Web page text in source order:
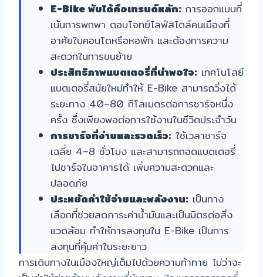
E-Bike พับได้คือเทรนด์หลัก: การออกแบบที่
เน้นการพกพา ตอบโจทย์ไลฟ์สไตล์คนเมืองที่
อาศัยในคอนโดหรือหอพัก และต้องการความ
สะดวกในการขนย้าย
ประสิทธิภาพแบตเตอรี่ที่น่าพอใจ: เทคโนโลยี
แบตเตอรี่สมัยใหม่ทำให้ E-Bike สามารถวิ่งได้
ระยะทาง 40–80 กิโลเมตรต่อการชาร์จหนึ่ง
ครั้ง ซึ่งเพียงพอต่อการใช้งานในชีวิตประจำวัน
การชาร์จที่ง่ายและรวดเร็ว: ใช้เวลาชาร์จ
เฉลี่ย 4–8 ชั่วโมง และสามารถถอดแบตเตอรี่
ไปชาร์จในอาคารได้ เพิ่มความสะดวกและ
ปลอดภัย
ประหยัดค่าใช้จ่ายและพลังงาน: เป็นทาง
เลือกที่ช่วยลดภาระค่าน้ำมันและเป็นมิตรต่อสิ่ง
แวดล้อม ทำให้การลงทุนใน E-Bike เป็นการ
ลงทุนที่คุ้มค่าในระยะยาว
การเดินทางในเมืองใหญ่เต็มไปด้วยความท้าทาย ไม่ว่าจะ